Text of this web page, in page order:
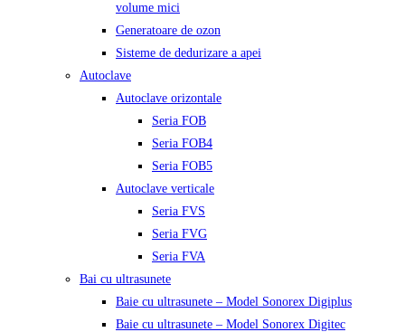
volume mici
Generatoare de ozon
Sisteme de dedurizare a apei
Autoclave
Autoclave orizontale
Seria FOB
Seria FOB4
Seria FOB5
Autoclave verticale
Seria FVS
Seria FVG
Seria FVA
Bai cu ultrasunete
Baie cu ultrasunete – Model Sonorex Digiplus
Baie cu ultrasunete – Model Sonorex Digitec